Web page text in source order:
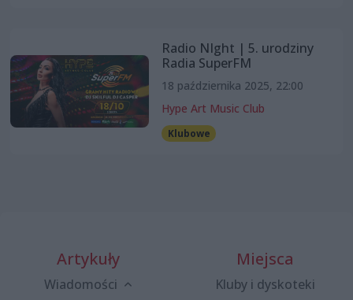
Radio NIght | 5. urodziny
Radia SuperFM
18 października 2025, 22:00
Hype Art Music Club
Klubowe
Artykuły
Wiadomości
Miejsca
Kluby i dyskoteki